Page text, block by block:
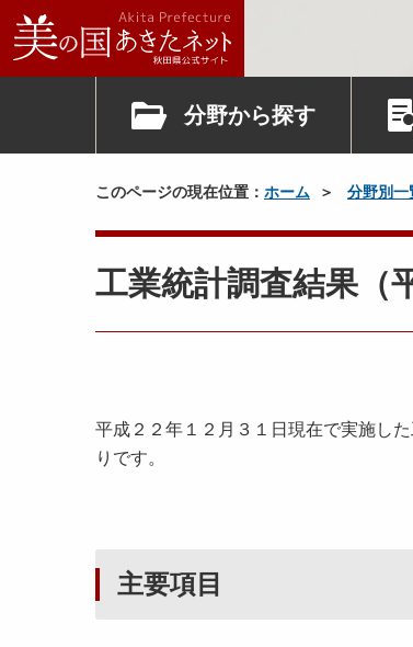
分野から探す
このページの現在位置： ホーム 分野別一
工業統計調査結果（
平成２２年１２月３１日現在で実施し
りです。
主要項目